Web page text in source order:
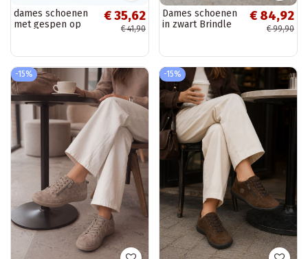
dames schoenen
met gespen op
€ 35,62
€ 41,90
Dames schoenen
in zwart Brindle
€ 84,92
€ 99,90
-15% -15%